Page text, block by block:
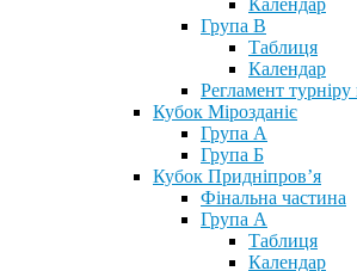
Календар
Група В
Таблиця
Календар
Регламент
Кубок Мірозданіє
Група А
Група Б
Кубок Придніпров’я
Фінальна частина
Група А
Таблиця
Календар